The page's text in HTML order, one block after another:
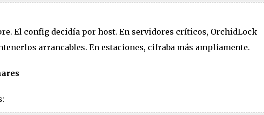
El config decidía por host. En servidores críticos, OrchidLock
arrancables. En estaciones, cifraba más ampliamente.